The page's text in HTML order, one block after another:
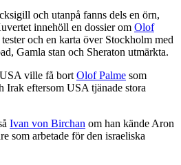
och utanpå fanns dels en örn,
innehöll en dossier om Olof
och en karta över Stockholm med
Gamla stan och Sheraton utmärkta.
ville få bort Olof Palme som
Irak eftersom USA tjänade stora
Ivan von Birchan om han kände Aron
som arbetade för den israeliska